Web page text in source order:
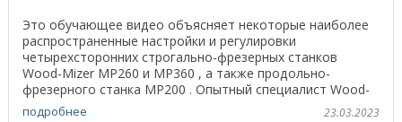
Это обучающее видео объясняет некоторые наиболее
распространенные настройки и регулировки
четырехсторонних строгально-фрезерных станков
Wood-Mizer MP260 и MP360 , а также продольно-
фрезерного станка MP200 . Опытный специалист Wood-
Mizer в области ...
подробнее 23.03.2023